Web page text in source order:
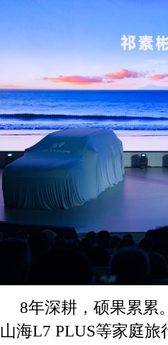
8年深耕，硕果累累
山海L7 PLUS等家庭